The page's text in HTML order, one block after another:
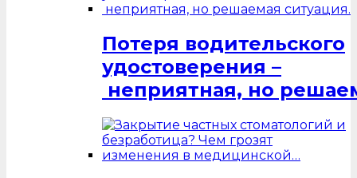
Потеря водительского
удостоверения –
неприятная, но